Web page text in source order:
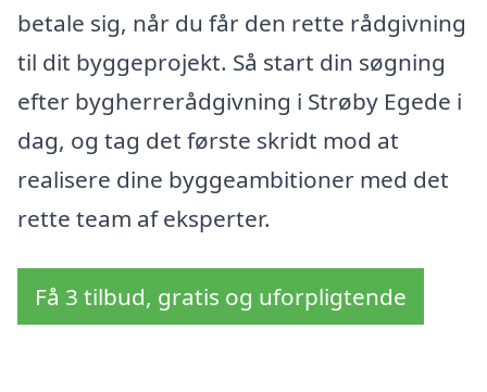
betale sig, når du får den rette rådgivning
til dit byggeprojekt. Så start din søgning
efter bygherrerådgivning i Strøby Egede i
dag, og tag det første skridt mod at
realisere dine byggeambitioner med det
rette team af eksperter.
Få 3 tilbud, gratis og uforpligtende